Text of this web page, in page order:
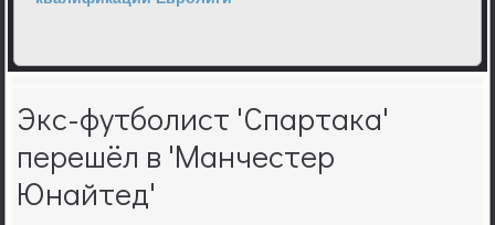
Экс-футболист 'Спартака'
перешёл в 'Манчестер
Юнайтед'